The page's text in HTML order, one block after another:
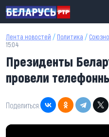
Перейти к основному содержанию
Лента новостей / Политика /
15:04
Президенты
провели
Поделиться: